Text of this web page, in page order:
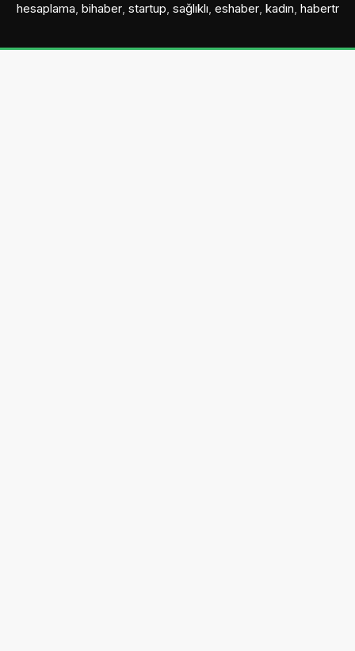
hesaplama, bihaber, startup, sağlıklı, eshaber, kadın, habertr